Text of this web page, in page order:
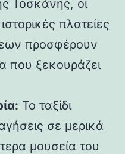
Τοσκάνης, οι
πλατείες
προσφέρουν
που ξεκουράζει
Το ταξίδι
σε μερικά
μουσεία του